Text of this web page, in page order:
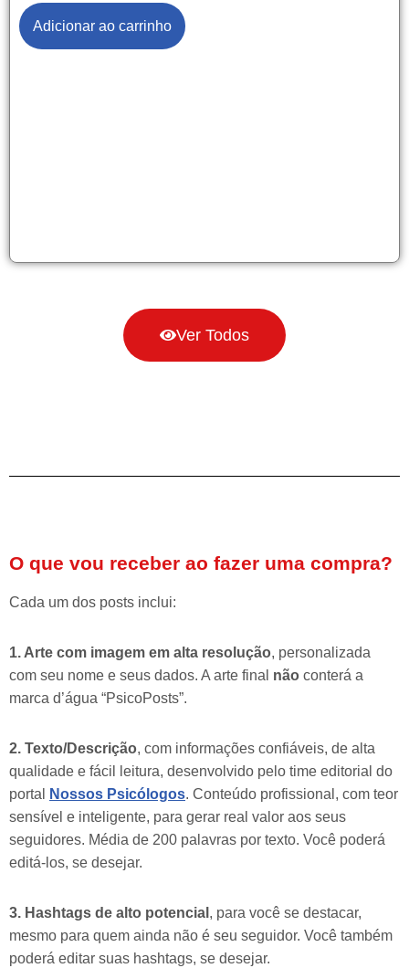
Adicionar ao carrinho
Ver Todos
O que vou receber ao fazer uma compra?
Cada um dos posts inclui:
1. Arte com imagem em alta resolução, personalizada
com seu nome e seus dados. A arte final não conterá a
marca d’água “PsicoPosts”.
2. Texto/Descrição, com informações confiáveis, de alta
qualidade e fácil leitura, desenvolvido pelo time editorial do
portal
Nossos Psicólogos. Conteúdo profissional, com teor
sensível e inteligente, para gerar real valor aos seus
seguidores. Média de 200 palavras por texto. Você poderá
editá-los, se desejar.
3. Hashtags de alto potencial , para você se destacar,
mesmo para quem ainda não é seu seguidor. Você também
poderá editar suas hashtags, se desejar.